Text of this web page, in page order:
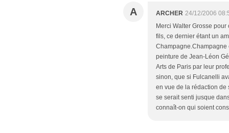
A ARCHER 24/12/2006
Merci Walter Grosse
fils, ce dernier étant un
Champagne.Champagne
peinture de Jean-Léon
Arts de Paris par leur
sinon, que si Fulcanelli
en vue de la rédaction de
se serait senti jusque
connaît-on qui soient